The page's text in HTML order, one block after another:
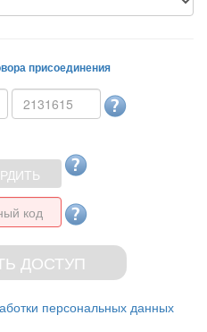
присоединения
персональных данных